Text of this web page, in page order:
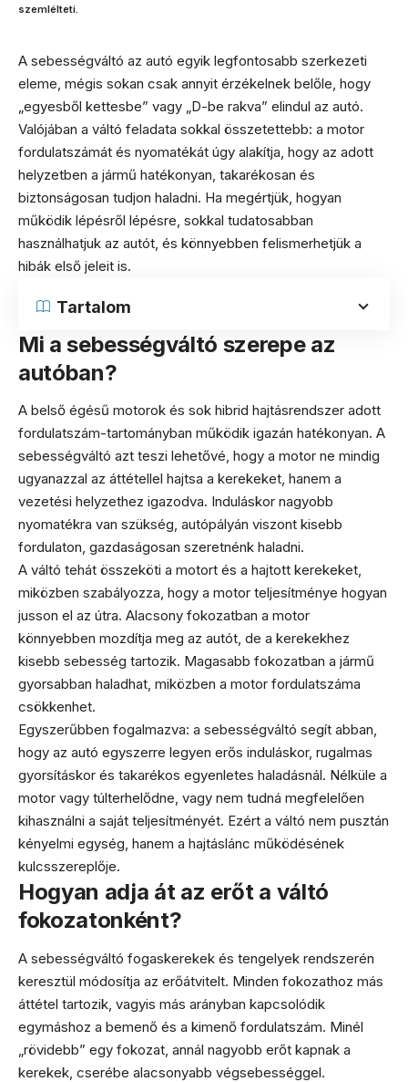
szemlélteti.
A sebességváltó az autó egyik legfontosabb szerkezeti
eleme, mégis sokan csak annyit érzékelnek belőle, hogy
„egyesből kettesbe” vagy „D-be rakva” elindul az autó.
Valójában a váltó feladata sokkal összetettebb: a motor
fordulatszámát és nyomatékát úgy alakítja, hogy az adott
helyzetben a jármű hatékonyan, takarékosan és
biztonságosan tudjon haladni. Ha megértjük, hogyan
működik lépésről lépésre, sokkal tudatosabban
használhatjuk az autót, és könnyebben felismerhetjük a
hibák első jeleit is.
Tartalom
Mi a sebességváltó szerepe az
autóban?
A belső égésű motorok és sok hibrid hajtásrendszer adott
fordulatszám-tartományban működik igazán hatékonyan. A
sebességváltó azt teszi lehetővé, hogy a motor ne mindig
ugyanazzal az áttétellel hajtsa a kerekeket, hanem a
vezetési helyzethez igazodva. Induláskor nagyobb
nyomatékra van szükség, autópályán viszont kisebb
fordulaton, gazdaságosan szeretnénk haladni.
A váltó tehát összeköti a motort és a hajtott kerekeket,
miközben szabályozza, hogy a motor teljesítménye hogyan
jusson el az útra. Alacsony fokozatban a motor
könnyebben mozdítja meg az autót, de a kerekekhez
kisebb sebesség tartozik. Magasabb fokozatban a jármű
gyorsabban haladhat, miközben a motor fordulatszáma
csökkenhet.
Egyszerűbben fogalmazva: a sebességváltó segít abban,
hogy az autó egyszerre legyen erős induláskor, rugalmas
gyorsításkor és takarékos egyenletes haladásnál. Nélküle a
motor vagy túlterhelődne, vagy nem tudná megfelelően
kihasználni a saját teljesítményét. Ezért a váltó nem pusztán
kényelmi egység, hanem a hajtáslánc működésének
kulcsszereplője.
Hogyan adja át az erőt a váltó
fokozatonként?
A sebességváltó fogaskerekek és tengelyek rendszerén
keresztül módosítja az erőátvitelt. Minden fokozathoz más
áttétel tartozik, vagyis más arányban kapcsolódik
egymáshoz a bemenő és a kimenő fordulatszám. Minél
„rövidebb” egy fokozat, annál nagyobb erőt kapnak a
kerekek, cserébe alacsonyabb végsebességgel.